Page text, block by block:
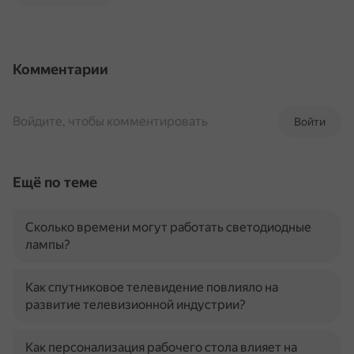
Комментарии
Войти
Войдите, чтобы комментировать
Ещё по теме
Сколько времени могут работать светодиодные
лампы?
Как спутниковое телевидение повлияло на
развитие телевизионной индустрии?
Как персонализация рабочего стола влияет на